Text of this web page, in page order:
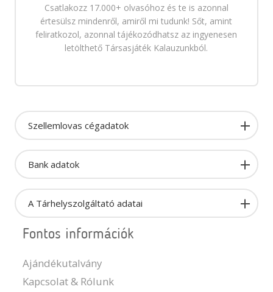
Csatlakozz 17.000+ olvasóhoz és te is azonnal
értesülsz mindenről, amiről mi tudunk! Sőt, amint
feliratkozol, azonnal tájékozódhatsz az ingyenesen
letölthető Társasjáték Kalauzunkból.
Szellemlovas cégadatok
Bank adatok
A Tárhelyszolgáltató adatai
Fontos információk
Ajándékutalvány
Kapcsolat & Rólunk